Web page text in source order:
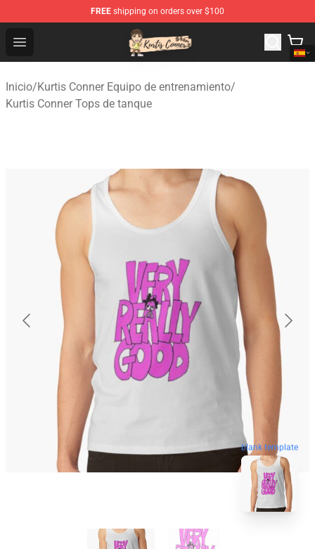
FREE shipping on orders over $100
Open menu
Kurtis Conner Store - Official Kurtis Conner Merchandise
Inicio/Kurtis Conner Equipo de entrenamiento/
Kurtis Conner Tops de tanque
blank template